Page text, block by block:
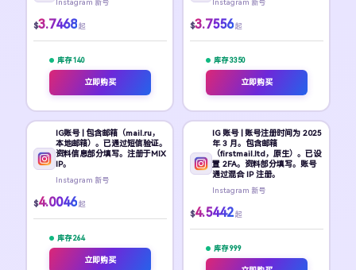
Instagram 新号
$3.7468 起
库存 140
立即购买
Instagram 新号
$3.7556 起
库存 3350
立即购买
IG账号 | 包含邮箱（mail.ru，
本地邮箱）。已通过短信验证。
资料信息部分填写。注册于MIX
IP。
Instagram 新号
$4.0046 起
库存 264
立即购买
IG 账号 | 账号注册时间为 2025
年 3 月。包含邮箱
（firstmail.ltd，原生）。已设
置 2FA。资料部分填写。账号
通过混合 IP 注册。
Instagram 新号
$4.5442 起
库存 999